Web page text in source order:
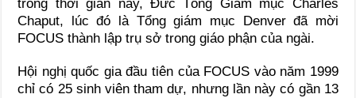
trong thời gian này, Đức Tổng Giám mục Charles
Chaput, lúc đó là Tổng giám mục Denver đã mời
FOCUS thành lập trụ sở trong giáo phận của ngài.
Hội nghị quốc gia đầu tiên của FOCUS vào năm 1999
chỉ có 25 sinh viên tham dự, nhưng lần này có gần 13